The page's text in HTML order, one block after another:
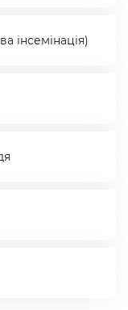
інсемінація)